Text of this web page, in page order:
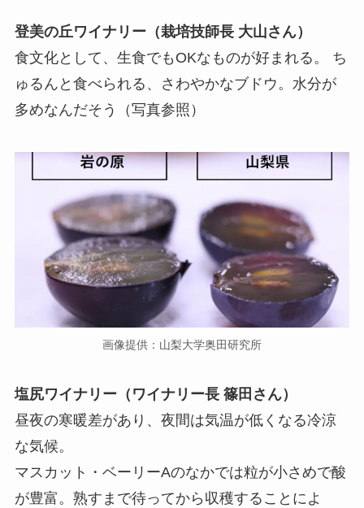
登美の丘ワイナリー（栽培技師長 大山さん）
食文化として、生食でもOKなものが好まれる。 ち
ゅるんと食べられる、さわやかなブドウ。水分が
多めなんだそう（写真参照）
画像提供：山梨大学奥田研究所
塩尻ワイナリー（ワイナリー長 篠田さん）
昼夜の寒暖差があり、夜間は気温が低くなる冷涼
な気候。
マスカット・ベーリーAのなかでは粒が小さめで酸
が豊富。熟すまで待ってから収穫することによ